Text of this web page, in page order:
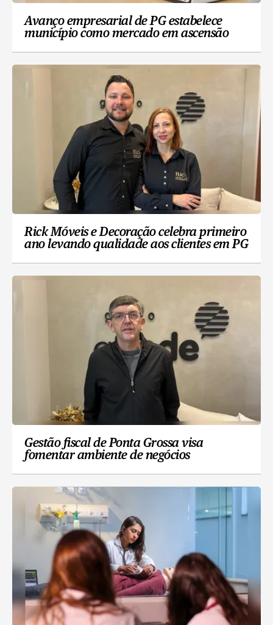
Avanço empresarial de PG estabelece
município como mercado em ascensão
Rick Móveis e Decoração celebra primeiro
ano levando qualidade aos clientes em PG
Gestão fiscal de Ponta Grossa visa
fomentar ambiente de negócios